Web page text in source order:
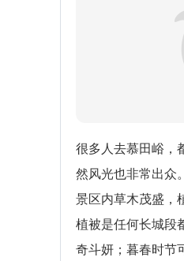
很多人去慕田峪，
然风光也非常出众
景区内草木茂盛，
植被是任何长城段
奇斗妍；暮春时节